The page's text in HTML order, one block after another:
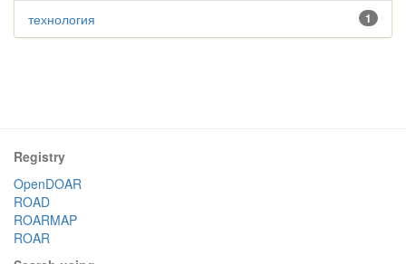
1
технология
Registry
OpenDOAR
ROAD
ROARMAP
ROAR